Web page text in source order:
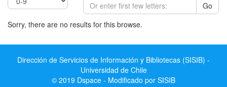
Go
Sorry, there are no results for this browse.
Dirección de Servicios de Información y Bibliotecas (SISIB) -
Universidad de Chile
© 2019 Dspace - Modificado por SISIB